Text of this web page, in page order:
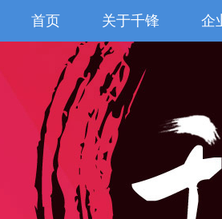
首页 关于千锋 企